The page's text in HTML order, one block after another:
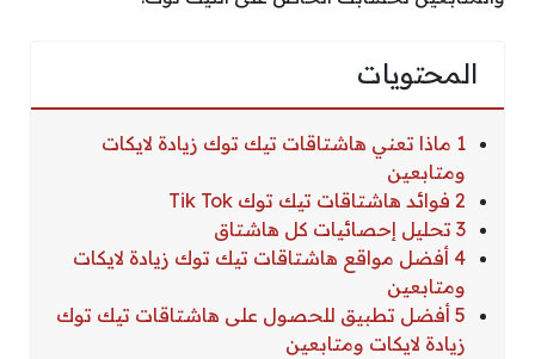
المحتويات
1 ماذا تعني هاشتاقات تيك توك زيادة لايكات
ومتابعين
2 فوائد هاشتاقات تيك توك Tik Tok
3 تحليل إحصائيات كل هاشتاق
4 أفضل مواقع هاشتاقات تيك توك زيادة لايكات
ومتابعين
5 أفضل تطبيق للحصول على هاشتاقات تيك توك
زيادة لايكات ومتابعين